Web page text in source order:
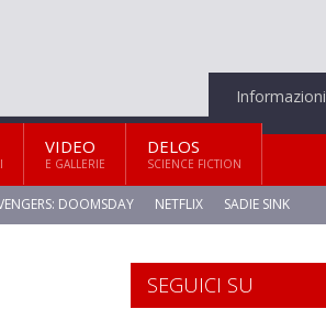
Informazioni
VIDEO
E GALLERIE
DELOS
SCIENCE FICTION
DOOMSDAY NETFLIX SADIE SINK
SEGUICI SU